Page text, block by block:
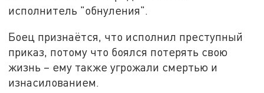
исполнитель "обнуления".
Боец признаётся, что исполнил преступный
приказ, потому что боялся потерять свою
жизнь – ему также угрожали смертью и
изнасилованием.